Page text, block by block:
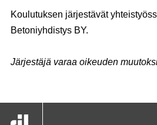
Koulutuksen järjestävät
Betoniyhdistys BY.
Järjestäjä varaa oikeuden